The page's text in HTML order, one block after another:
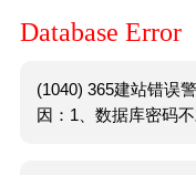
Database Error
(1040) 365建站错误
因：1、数据库密码